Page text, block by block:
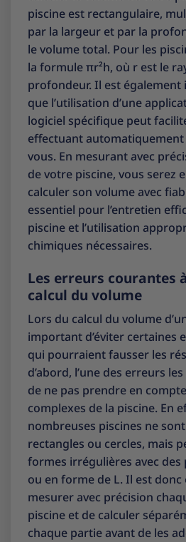
piscine est rectangulaire,
par la largeur et par la
le volume total. Pour les
la formule πr²h, où r est le
profondeur. Il est
que l’utilisation d’une
logiciel spécifique peut
effectuant automatiquement
vous. En mesurant avec
de votre piscine, vous serez
calculer son volume avec
essentiel pour l’entretien
piscine et l’utilisation
chimiques nécessaires.
Les erreurs courantes
calcul du volume
Lors du calcul du volume
important d’éviter certaines
qui pourraient fausser les
d’abord, l’une des erreurs
de ne pas prendre en
complexes de la piscine. En
nombreuses piscines ne
rectangles ou cercles, mais
formes irrégulières avec
ou en forme de L. Il est donc
mesurer avec précision
piscine et de calculer
chaque partie avant de les